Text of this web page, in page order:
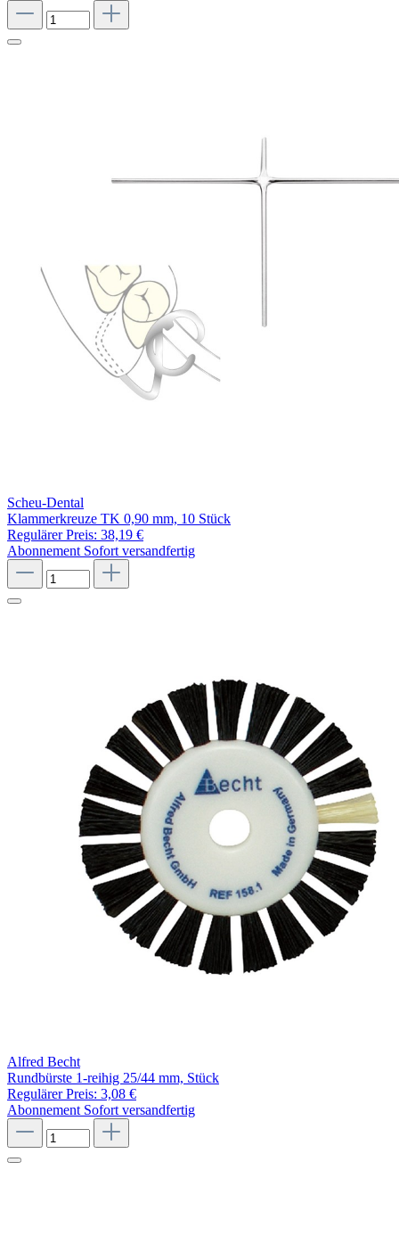
Scheu-Dental
Klammerkreuze TK 0,90 mm, 10 Stück
Regulärer Preis: 38,19 €
Abonnement Sofort versandfertig
Alfred Becht
Rundbürste 1-reihig 25/44 mm, Stück
Regulärer Preis: 3,08 €
Abonnement Sofort versandfertig